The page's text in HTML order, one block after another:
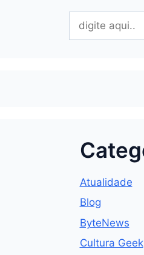
Atualidade
Blog
ByteNews
Cultura Geek